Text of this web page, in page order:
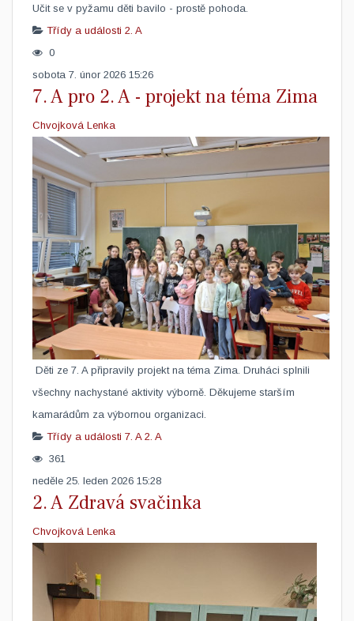
​Učit se v pyžamu děti bavilo - prostě pohoda.
Třídy a události 2. A
0
sobota 7. únor 2026 15:26
7. A pro 2. A - projekt na téma Zima
Chvojková Lenka
Děti ze 7. A připravily projekt na téma Zima. Druháci splnili
všechny nachystané aktivity výborně. Děkujeme starším
kamarádům za výbornou organizaci.
Třídy a události 7. A 2. A
361
neděle 25. leden 2026 15:28
2. A Zdravá svačinka
Chvojková Lenka